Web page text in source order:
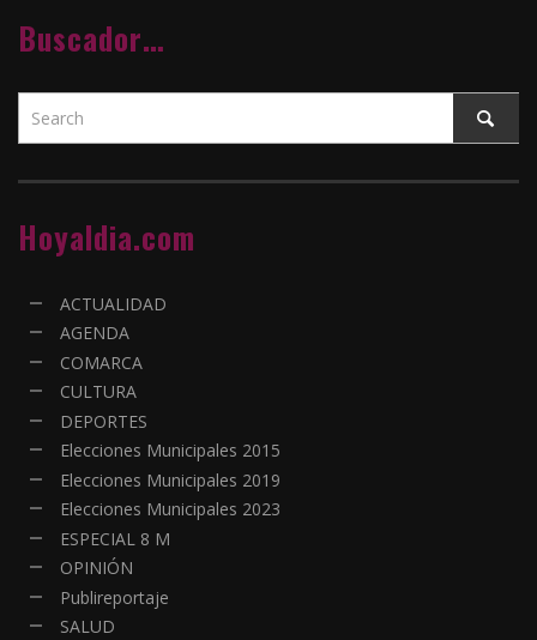
Buscador…
Hoyaldia.com
ACTUALIDAD
AGENDA
COMARCA
CULTURA
DEPORTES
Elecciones Municipales 2015
Elecciones Municipales 2019
Elecciones Municipales 2023
ESPECIAL 8 M
OPINIÓN
Publireportaje
SALUD